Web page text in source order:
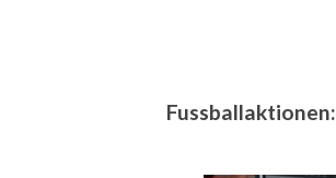
Fussballaktionen: